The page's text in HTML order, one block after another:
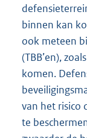
binnen kan
ook meteen
(TBB’en),
komen.
van het risico
te